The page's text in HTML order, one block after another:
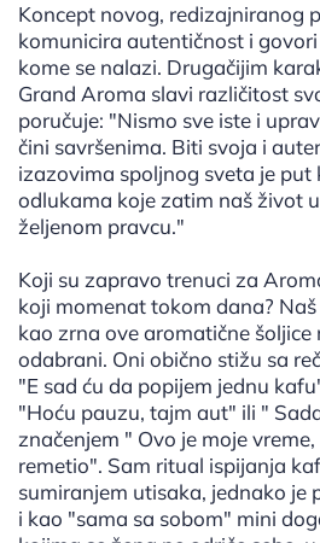
Koncept novog, redizajniranog
komunicira autentičnost i
kome se nalazi. Drugačijim
Grand Aroma slavi različitost
poručuje: "Nismo sve iste i
čini savršenima. Biti svoja i
izazovima spoljnog sveta je put
odlukama koje zatim naš život
željenom pravcu."
Koji su zapravo trenuci za
koji momenat tokom dana?
kao zrna ove aromatične
odabrani. Oni obično stižu sa
"E sad ću da popijem jednu
"Hoću pauzu, tajm aut" ili "
značenjem " Ovo je moje
remetio". Sam ritual ispijanja
sumiranjem utisaka, jednako je
i kao "sama sa sobom" mini